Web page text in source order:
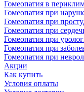
Гомеопатия в
Гомеопатия при
Гомеопатия при
Гомеопатия при
Гомеопатия при
Гомеопатия при
Гомеопатия при
Акции
Как купить
Условия оплаты